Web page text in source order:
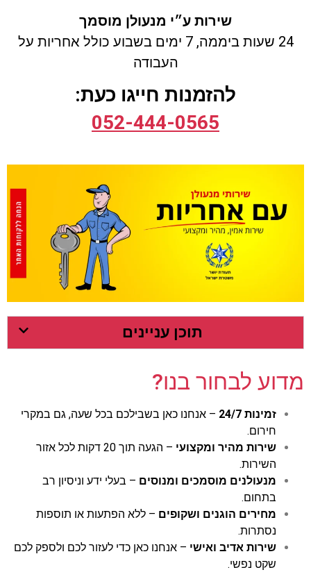
שירות ע״י מנעולן מוסמך
24 שעות ביממה, 7 ימים בשבוע
כולל אחריות על
העבודה
להזמנות חייגו כעת:
052-444-0565
תוכן עניינים
מדוע לבחור בנו?
זמינות 24/7
– אנחנו כאן בשבילכם בכל שעה, גם במקרי
חירום.
שירות מהיר ומקצועי
– הגעה תוך 20 דקות לכל אזור
השירות.
מנעולנים מוסמכים ומנוסים – בעלי ידע וניסיון רב
בתחום.
מחירים הוגנים ושקופים – ללא הפתעות או תוספות
נסתרות.
שירות אדיב ואישי – אנחנו כאן כדי לעזור לכם ולספק לכם
שקט נפשי.